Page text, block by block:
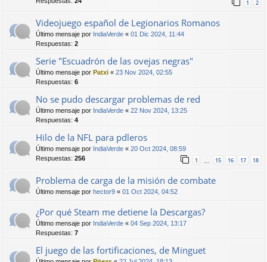
1 2
Videojuego español de Legionarios Romanos
Último mensaje por IndiaVerde « 01 Dic 2024, 11:44
Respuestas: 2
Serie "Escuadrón de las ovejas negras"
Último mensaje por Patxi « 23 Nov 2024, 02:55
Respuestas: 6
No se pudo descargar problemas de red
Último mensaje por IndiaVerde « 22 Nov 2024, 13:25
Respuestas: 4
Hilo de la NFL para pdleros
Último mensaje por IndiaVerde « 20 Oct 2024, 08:59
Respuestas: 256 1 … 15 16 17 18
Problema de carga de la misión de combate
Último mensaje por hector9 « 01 Oct 2024, 04:52
¿Por qué Steam me detiene la Descargas?
Último mensaje por IndiaVerde « 04 Sep 2024, 13:17
Respuestas: 7
El juego de las fortificaciones, de Minguet